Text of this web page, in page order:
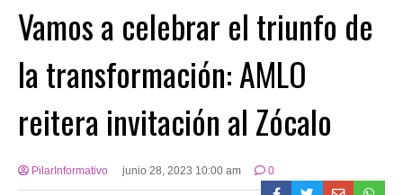
Vamos a celebrar el triunfo de
la transformación: AMLO
reitera invitación al Zócalo
PilarInformativo junio 28, 2023 10:00 am 0